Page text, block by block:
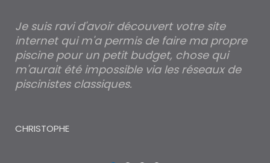
Je suis ravi d'avoir découvert votre site
internet qui m'a permis de faire ma propre
piscine pour un petit budget, chose qui
m'aurait été impossible via les réseaux de
piscinistes classiques.
CHRISTOPHE